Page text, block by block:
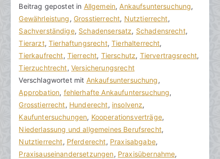
V
o
n
h
o
r
a
k
R
e
c
h
t
B
e
i
t
r
a
g
v
e
r
ö
f
f
Beitrag gepostet in Allgemein, Ankaufsuntersuchung,
Gewährleistung, Grosstierrecht, Nutztierrecht,
Sachverständige, Schadensersatz, Schadensrecht,
Tierarzt,Tierhaftungsrecht,Tierhalterrecht,
Tierkaufrecht, Tierrecht, Tierschutz, Tiervertragsrecht,
Tierzuchtrecht, Versicherungsrecht
Verschlagwortet mit Ankaufsuntersuchung,
Approbation, fehlerhafte Ankaufuntersuchung,
Grosstierrecht, Hunderecht, insolvenz,
Kaufuntersuchungen, Kooperationsverträge,
Niederlassung und allgemeines Berufsrecht,
Nutztierrecht, Pferderecht, Praxisabgabe,
Praxisauseinandersetzungen, Praxisübernahme,
K
e
i
n
e
K
o
m
m
e
n
t
a